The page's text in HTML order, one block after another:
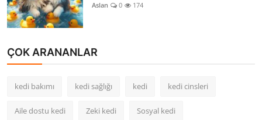
Aslan 0 174
ÇOK ARANANLAR
kedi bakımı kedi sağlığı kedi kedi cinsleri
Aile dostu kedi Zeki kedi Sosyal kedi